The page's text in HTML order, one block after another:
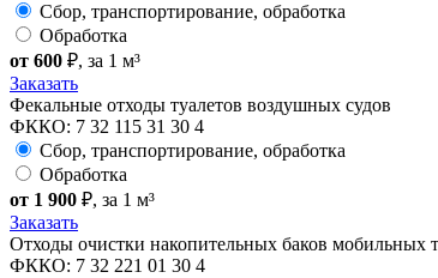
Сбор, транспортирование, обработка
Обработка
от 600 ₽, за 1 м³
Заказать
Фекальные отходы туалетов воздушных судов
ФККО: 7 32 115 31 30 4
Сбор, транспортирование, обработка
Обработка
от 1 900 ₽, за 1 м³
Заказать
Отходы очистки накопительных баков мобильных
ФККО: 7 32 221 01 30 4